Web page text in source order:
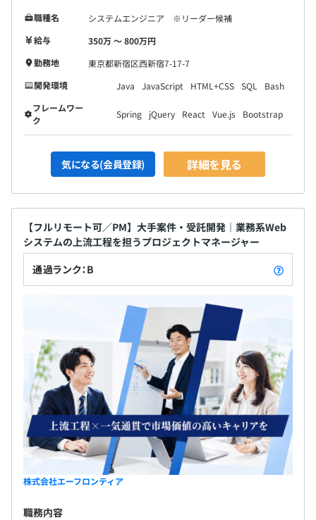
フォール、アジャイル、チケット駆動開発、プロトタイピ
Docker、Amazon ECS、Zabbix
BigQuery、Elasticsearch、Apache Hadoop、Apache
Spark、Apache Storm、Apache Flink
職種名
システムエンジニア ※リーダー候補
給与
350万 〜 800万円
勤務地
東京都新宿区西新宿7-17-7
開発環境
Java JavaScript HTML+CSS SQL
Bash
フレームワー
ク
Spring jQuery React Vue.js Bootstrap
気になる(会員登録) 詳細を見る
【フルリモート可／PM】大手案件・受託開発｜業務系Web
システムの上流工程を担うプロジェクトマネージャー
通過ランク：B
株式会社エーフロンティア
職務内容